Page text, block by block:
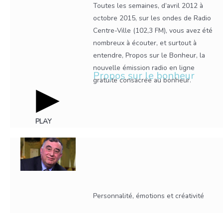
Toutes les semaines, d’avril 2012 à
octobre 2015, sur les ondes de Radio
Centre-Ville (102,3 FM), vous avez été
nombreux à écouter, et surtout à
entendre, Propos sur le Bonheur, la
nouvelle émission radio en ligne
gratuite consacrée au bonheur.
Propos sur le bonheur
PLAY
Personnalité, émotions et créativité